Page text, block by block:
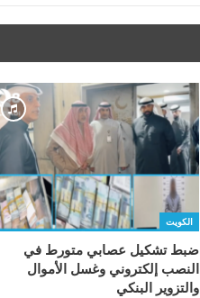
الكويت
ضبط تشكيل عصابي متورط في
النصب إلكتروني وغسل الأموال
والتزوير البنكي